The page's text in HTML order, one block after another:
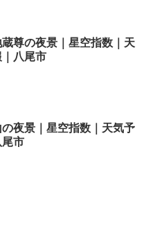
蔵尊の夜景｜星空指数｜天
八尾市
夜景｜星空指数｜天気予
市